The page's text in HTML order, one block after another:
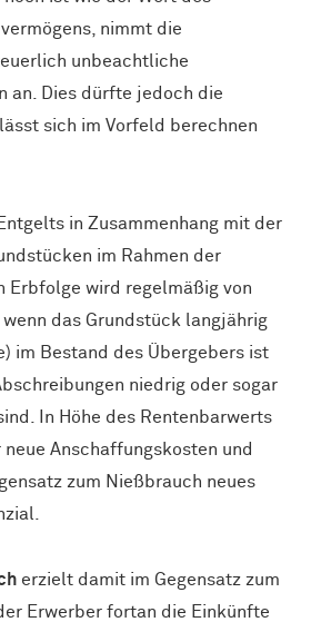
nimmt die
unbeachtliche
an. Dies dürfte jedoch die
sich im Vorfeld berechnen
in Zusammenhang mit der
im Rahmen der
Erbfolge wird regelmäßig von
das Grundstück langjährig
im Bestand des Übergebers ist
niedrig oder sogar
In Höhe des Rentenbarwerts
Anschaffungs­kosten und
zum Nießbrauch neues
erzielt damit im Gegensatz zum
Erwerber fortan die Einkünfte